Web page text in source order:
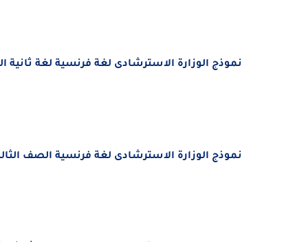
نموذج الوزارة الاسترشادى لغة فرنسية لغة ثانية
نموذج الوزارة الاسترشادى لغة فرنسية الصف الثالث